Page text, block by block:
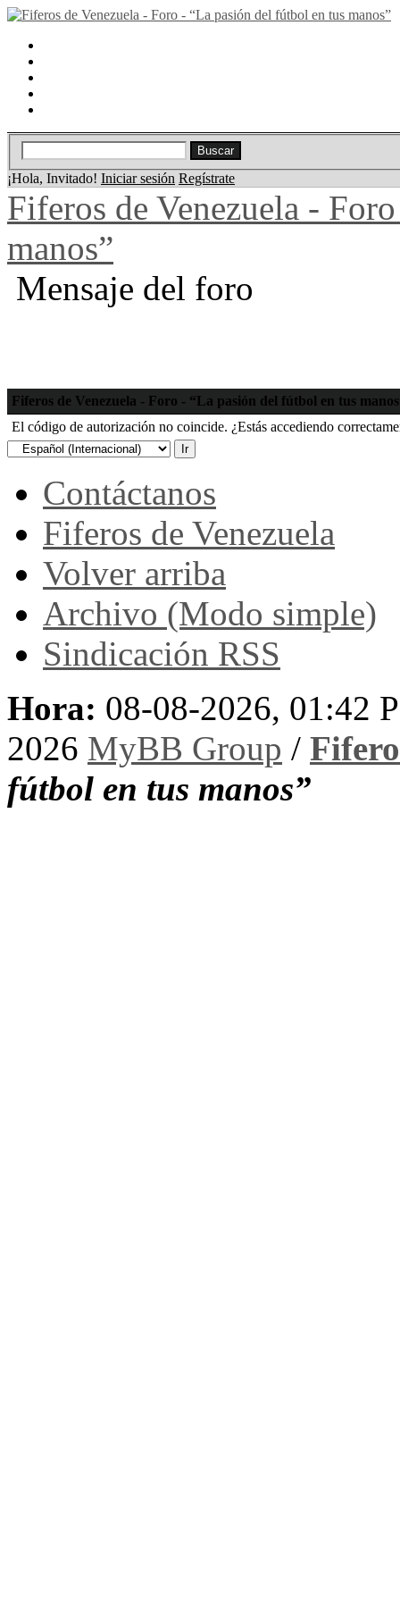
¡Hola, Invitado! Iniciar sesión Regístrate
Fiferos de Venezuela -
manos”
Mensaje del foro
Fiferos de Venezuela - Foro - “La pasión del fútbol en tus
El código de autorización no coincide. ¿Estás accediendo
Contáctanos
Fiferos de Venezuela
Volver arriba
Archivo (Modo simple)
Sindicación RSS
Hora: 08-08-2026, 01:42
2026 MyBB Group /
fútbol en tus manos”